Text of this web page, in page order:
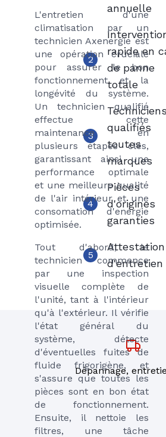
L'entretien d'une
climatisation par un
technicien Axenergie est
une opération cruciale
pour assurer le bon
fonctionnement et la
longévité du système.
Un technicien qualifié
effectue cette
maintenance en
plusieurs étapes clés,
garantissant ainsi une
performance optimale
et une meilleure qualité
de l'air intérieur et une
consomation d'energie
optimisée.
Tout d'abord, le
technicien commence
par une inspection
visuelle complète de
l'unité, tant à l'intérieur
qu'à l'extérieur. Il vérifie
l'état général du
système, détecte
d'éventuelles fuites de
fluide frigorigène, et
s'assure que toutes les
pièces sont en bon état
de fonctionnement.
Ensuite, il nettoie les
filtres, une tâche
annuelle
2
rapide en
de panne
totale
3
Techniciens
qualifiés
toutes
marques
4
Pièces
d'origines
garanties
5
Attestation
d'entretien
Dépannage,